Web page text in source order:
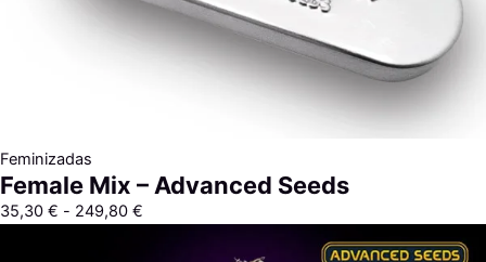
Feminizadas
Female Mix – Advanced Seeds
35,30 € - 249,80 €